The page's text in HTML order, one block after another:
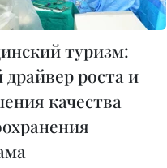
туризм:
роста и
качества